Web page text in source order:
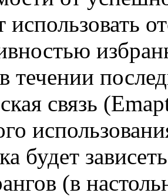
использовать
течении
связь
будет
(в